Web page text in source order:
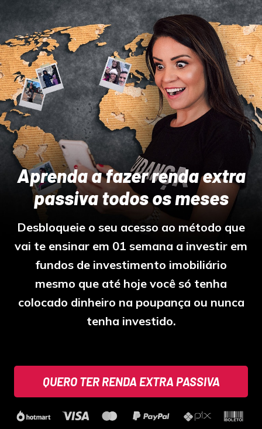
Aprenda a fazer renda extra
passiva todos os meses
Desbloqueie o seu acesso ao método que
vai te ensinar em 01 semana a investir em
fundos de investimento imobiliário
mesmo que até hoje você só tenha
colocado dinheiro na poupança ou nunca
tenha investido.
QUERO TER RENDA EXTRA PASSIVA